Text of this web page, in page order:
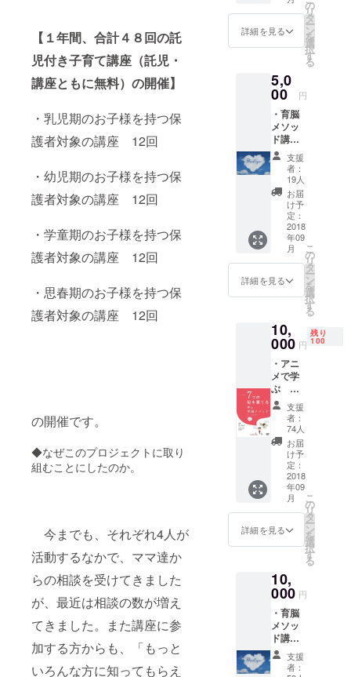
【１年間、合計４８回の託
児付き子育て講座（託児・
講座ともに無料）の開催】
・乳児期のお子様を持つ保
護者対象の講座 12回
・幼児期のお子様を持つ保
護者対象の講座 12回
・学童期のお子様を持つ保
護者対象の講座 12回
・思春期のお子様を持つ保
護者対象の講座 12回
の開催です。
◆なぜこのプロジェクトに取り
組むことにしたのか。
今までも、それぞれ4人が
活動するなかで、ママ達か
らの相談を受けてきました
が、最近は相談の数が増え
てきました。また講座に参
加する方からも、「もっと
いろんな方に知ってもらえ
踊って
みた動
画：私
となっ
て、瀬
戸市在
住の方
やプロ
ジェク
トを応
援して
くれて
いる皆
さんが
音楽に
合わせ
て踊っ
てくれ
まし
た。
もらえ
ると思
す。
講座：
育脳メ
ソッド
のイン
クター
水野貴
久枝よ
り、大
事なポ
イント
を２つ
お伝え
しま
す。 ・
脳の仕
組みに
基づい
た年代
別関わ
り方の
ヒント
ド」の
講師で
ある水
野貴久
枝から
脳の仕
組みの
解説と
それぞ
れの講
師から
の子育
てのヒ
ントを
お伝え
しま
す。 ・
踊って
みた動
画：私
たち4人
の講師
が中心
となっ
て、瀬
詳細を見る
の
リ
タ
ー
ン
を
選
択
す
る
5,0
00 円
・育脳
メソッ
ド講
座：育
脳メ
ソッド
のイン
ストラ
クター
水野貴
久枝よ
り、大
事なポ
イント
を２つ
お伝え
す。 ・
脳の仕
組みに
基づい
た年代
別関わ
り方の
ヒント
動画：
「育脳
メソッ
ド」の
講師で
ある水
野貴久
枝から
脳の仕
れの講
師から
の子育
てのヒ
ントを
お伝え
しま
す。 ・
支援
者：
19人
お届
け予
定：
2018
年09
月
詳細を見る
こ
の
リ
タ
ー
ン
を
選
択
す
る
10,
000 円
残り
100
・アニ
メで学
ぶ ７
つの脳
を育て
る 林
式育脳
メソッ
ド（2枚
組） ・
育脳メ
ソッド
講座：
育脳メ
ソッド
のイン
クター
水野貴
久枝よ
り、大
事なポ
イント
を７つ
すべて
支援
者：
74人
お届
け予
定：
2018
年09
月
詳細を見る
こ
の
リ
タ
ー
ン
を
選
択
す
る
10,
000 円
・育脳
メソッ
ド講
座：育
脳メ支援
者：